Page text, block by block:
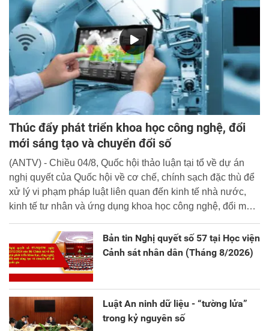
Thúc đẩy phát triển khoa học công nghệ, đổi
mới sáng tạo và chuyển đổi số
(ANTV) - Chiều 04/8, Quốc hội thảo luận tại tổ về dự án
nghị quyết của Quốc hội về cơ chế, chính sạch đặc thù để
xử lý vi phạm pháp luật liên quan đến kinh tế nhà nước,
kinh tế tư nhân và ứng dụng khoa học công nghệ, đổi mới
sáng tạo và chuyển đổi số.
Bản tin Nghị quyết số 57 tại Học viện
Cảnh sát nhân dân (Tháng 8/2026)
Luật An ninh dữ liệu - “tường lửa”
trong kỷ nguyên số